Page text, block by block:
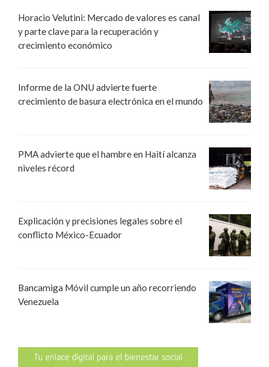
Horacio Velutini: Mercado de valores es canal
y parte clave para la recuperación y
crecimiento económico
Informe de la ONU advierte fuerte
crecimiento de basura electrónica en el mundo
PMA advierte que el hambre en Haití alcanza
niveles récord
Explicación y precisiones legales sobre el
conflicto México-Ecuador
Bancamiga Móvil cumple un año recorriendo
Venezuela